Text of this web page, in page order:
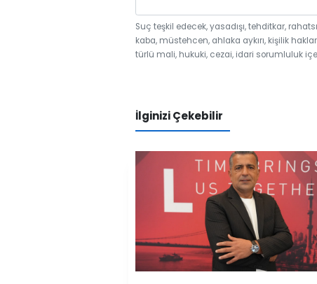
Suç teşkil edecek, yasadışı, tehditkar,
kaba, müstehcen, ahlaka aykırı, kişilik
türlü mali, hukuki, cezai, idari sorumluluk
İlginizi Çekebilir